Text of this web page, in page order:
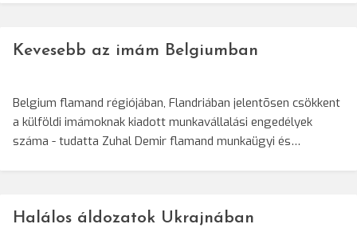
Kevesebb az imám Belgiumban
Belgium flamand régiójában, Flandriában jelentõsen csökkent
a külföldi imámoknak kiadott munkavállalási engedélyek
száma - tudatta Zuhal Demir flamand munkaügyi és…
Halálos áldozatok Ukrajnában